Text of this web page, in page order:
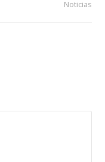
Noticias